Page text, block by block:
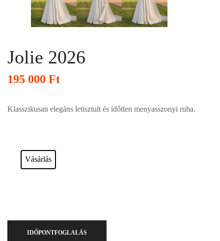
Jolie 2026
195 000 Ft
Klasszikusan elegáns letisztult és időtlen menyasszonyi ruha.
Vásárlás
IDŐPONTFOGLALÁS